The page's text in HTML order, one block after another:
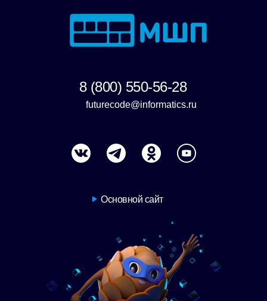
Основной сайт
8 (800) 550-56-28
futurecode@informatics.ru